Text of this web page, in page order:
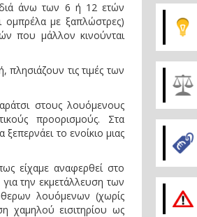
άνω των 6 ή 12 ετών
ομπρέλα με ξαπλώστρες)
που μάλλον κινούνται
πλησιάζουν τις τιμές των
στους λουόμενους
προορισμούς. Στα
το ενοίκιο μιας
είχαμε αναφερθεί στο
την εκμετάλλευση των
λουόμενων (χωρίς
χαμηλού εισιτηρίου ως